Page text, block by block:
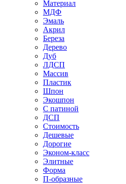
Материал
МДФ
Эмаль
Акрил
Береза
Дерево
Дуб
ЛДСП
Массив
Пластик
Шпон
Экошпон
С патиной
ДСП
Стоимость
Дешевые
Дорогие
Эконом-класс
Элитные
Форма
П-образные